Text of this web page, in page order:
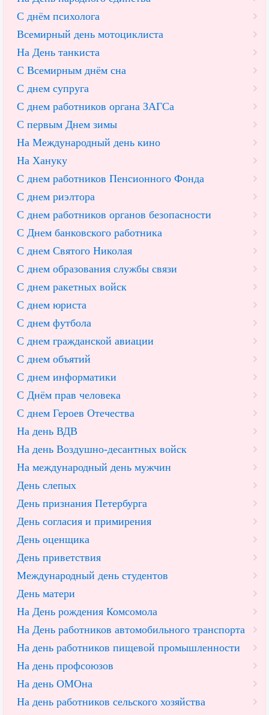
С днём психолога
Всемирный день мотоциклиста
На День танкиста
С Всемирным днём сна
С днем супруга
С днем работников органа ЗАГСа
С первым Днем зимы
На Международный день кино
На Хануку
С днем работников Пенсионного Фонда
С днем риэлтора
С днем работников органов безопасности
С Днем банковского работника
С днем Святого Николая
С днем образования службы связи
С днем ракетных войск
С днем юриста
С днем футбола
С днем гражданской авиации
С днем объятий
С днем информатики
С Днём прав человека
С днем Героев Отечества
На день ВДВ
На день Воздушно-десантных войск
На международный день мужчин
День слепых
День признания Петербурга
День согласия и примирения
День оценщика
День приветствия
Международный день студентов
День матери
На День рождения Комсомола
На День работников автомобильного транспорта
На день работников пищевой промышленности
На день профсоюзов
На день ОМОна
На день работников сельского хозяйства